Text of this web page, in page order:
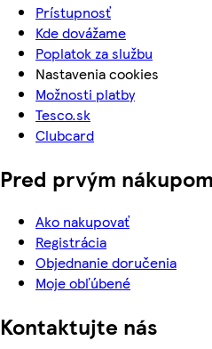
Prístupnosť
Kde dovážame
Poplatok za službu
Nastavenia cookies
Možnosti platby
Tesco.sk
Clubcard
Pred prvým nákupom
Ako nakupovať
Registrácia
Objednanie doručenia
Moje obľúbené
Kontaktujte nás